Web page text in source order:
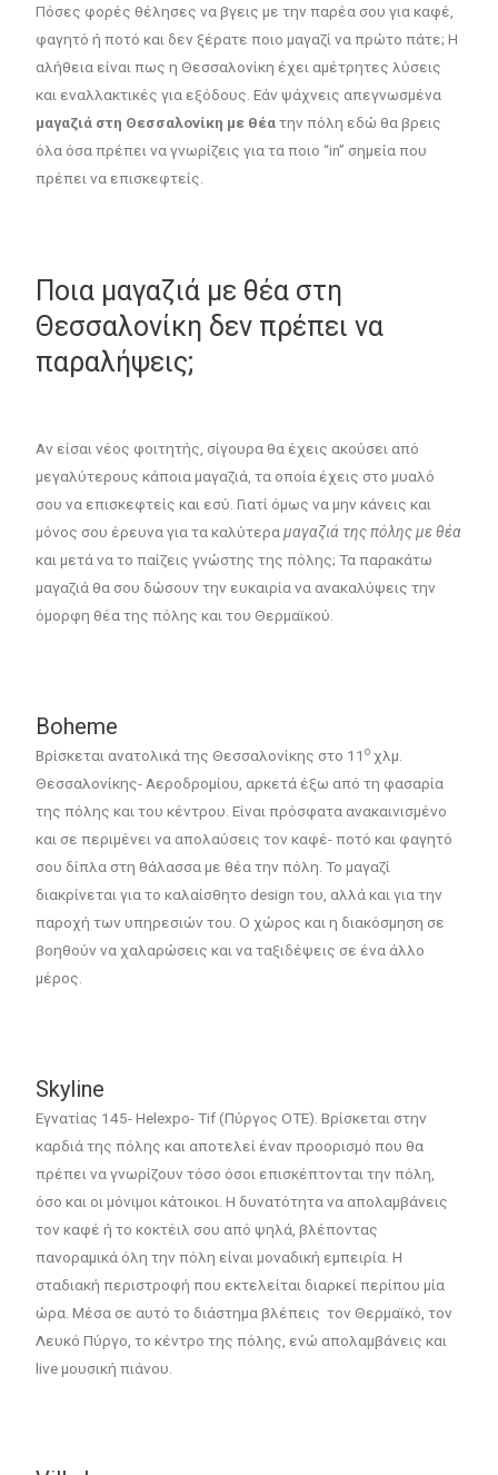
Πόσες φορές θέλησες να βγεις με την παρέα σου για καφέ,
φαγητό ή ποτό και δεν ξέρατε ποιο μαγαζί να πρώτο πάτε; Η
αλήθεια είναι πως η Θεσσαλονίκη έχει αμέτρητες λύσεις
και εναλλακτικές για εξόδους. Εάν ψάχνεις απεγνωσμένα
μαγαζιά στη Θεσσαλονίκη με θέατην πόλη εδώ θα βρεις
όλα όσα πρέπει να γνωρίζεις για τα ποιο “in” σημεία που
πρέπει να επισκεφτείς.
Ποια μαγαζιά με θέα στη
Θεσσαλονίκη δεν πρέπει να
παραλήψεις;
Αν είσαι νέος φοιτητής, σίγουρα θα έχεις ακούσει από
μεγαλύτερους κάποια μαγαζιά, τα οποία έχεις στο μυαλό
σου να επισκεφτείς και εσύ. Γιατί όμως να μην κάνεις και
μόνος σου έρευνα για τα καλύτεραμαγαζιά της πόλης με θέα
και μετά να το παίζεις γνώστης της πόλης; Τα παρακάτω
μαγαζιά θα σου δώσουν την ευκαιρία να ανακαλύψεις την
όμορφη θέα της πόλης και του Θερμαϊκού.
Boheme
Βρίσκεται ανατολικά της Θεσσαλονίκης στο 11ο χλμ.
Θεσσαλονίκης- Αεροδρομίου, αρκετά έξω από τη φασαρία
της πόλης και του κέντρου. Είναι πρόσφατα ανακαινισμένο
και σε περιμένει να απολαύσεις τον καφέ- ποτό και φαγητό
σου δίπλα στη θάλασσα με θέα την πόλη. Το μαγαζί
διακρίνεται για το καλαίσθητο design του, αλλά και για την
παροχή των υπηρεσιών του. Ο χώρος και η διακόσμηση σε
βοηθούν να χαλαρώσεις και να ταξιδέψεις σε ένα άλλο
μέρος.
Skyline
Εγνατίας 145- Helexpo- Tif (Πύργος ΟΤΕ). Βρίσκεται στην
καρδιά της πόλης και αποτελεί έναν προορισμό που θα
πρέπει να γνωρίζουν τόσο όσοι επισκέπτονται την πόλη,
όσο και οι μόνιμοι κάτοικοι. Η δυνατότητα να απολαμβάνεις
τον καφέ ή το κοκτέιλ σου από ψηλά, βλέποντας
πανοραμικά όλη την πόλη είναι μοναδική εμπειρία. Η
σταδιακή περιστροφή που εκτελείται διαρκεί περίπου μία
ώρα. Μέσα σε αυτό το διάστημα βλέπεις τον Θερμαϊκό, τον
Λευκό Πύργο, το κέντρο της πόλης, ενώ απολαμβάνεις και
live μουσική πιάνου.